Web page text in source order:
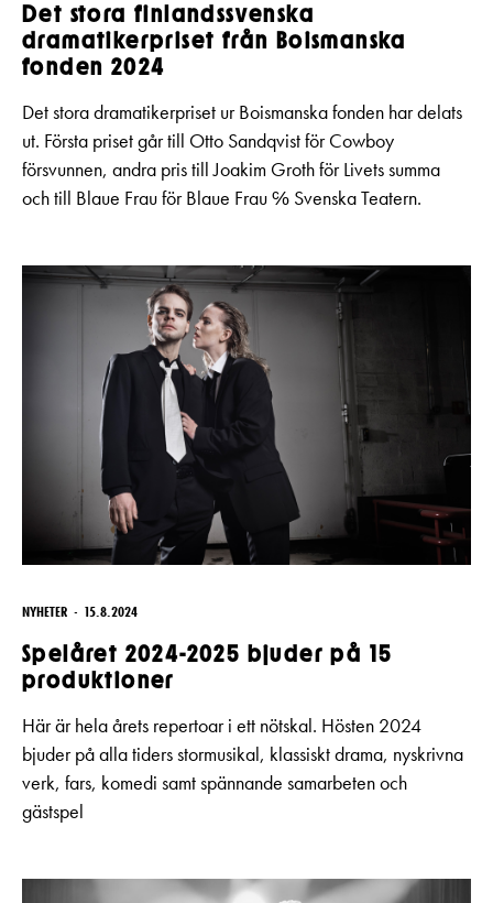
Det stora finlandssvenska
dramatikerpriset från Boismanska
fonden 2024
Det stora dramatikerpriset ur Boismanska fonden har delats
ut. Första priset går till Otto Sandqvist för Cowboy
försvunnen, andra pris till Joakim Groth för Livets summa
och till Blaue Frau för Blaue Frau ℅ Svenska Teatern.
NYHETER 15.8.2024
Spelåret 2024-2025 bjuder på 15
produktioner
Här är hela årets repertoar i ett nötskal. Hösten 2024
bjuder på alla tiders stormusikal, klassiskt drama, nyskrivna
verk, fars, komedi samt spännande samarbeten och
gästspel